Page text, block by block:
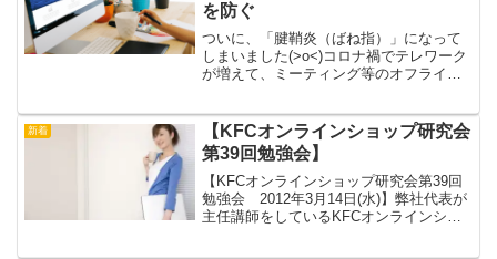
を防ぐ
ついに、「腱鞘炎（ばね指）」になって
しまいました(>o<)コロナ禍でテレワーク
が増えて、ミーティング等のオフライン
ラックパッド）の操作をすることが増え
てきました。腱...
新着
【KFCオンラインショップ研究会
第39回勉強会】
【KFCオンラインショップ研究会第39回
勉強会 2012年3月14日(水)】弊社代表が
主任講師をしているKFCオンラインショ